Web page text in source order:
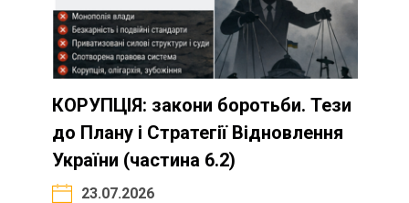
КОРУПЦІЯ: закони боротьби. Тези
до Плану і Стратегії Відновлення
України (частина 6.2)
23.07.2026